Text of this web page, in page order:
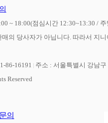
~ 18:00(점심시간 12:30~13:30 /
의 당사자가 아닙니다. 따라서 지
86-16191
주소 : 서울특별시 강남
Reserved
의